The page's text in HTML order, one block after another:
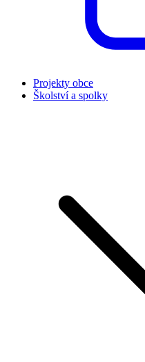
Projekty obce
Školství a spolky